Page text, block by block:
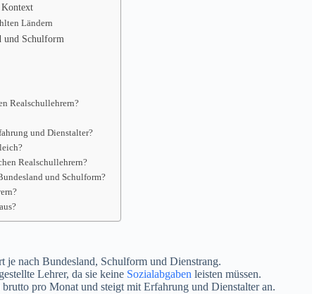
Kontext
Ländern
und Schulform
Realschullehrern?
und Dienstalter?
Realschullehrern?
und Schulform?
je nach Bundesland, Schulform und Dienstrang.
Lehrer, da sie keine Sozialabgaben leisten müssen.
pro Monat und steigt mit Erfahrung und Dienstalter an.